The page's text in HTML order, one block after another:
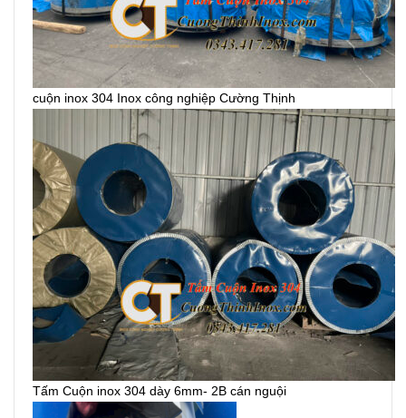
cuộn inox 304 Inox công nghiệp Cường Thịnh
Tấm Cuộn inox 304 dày 6mm- 2B cán nguội